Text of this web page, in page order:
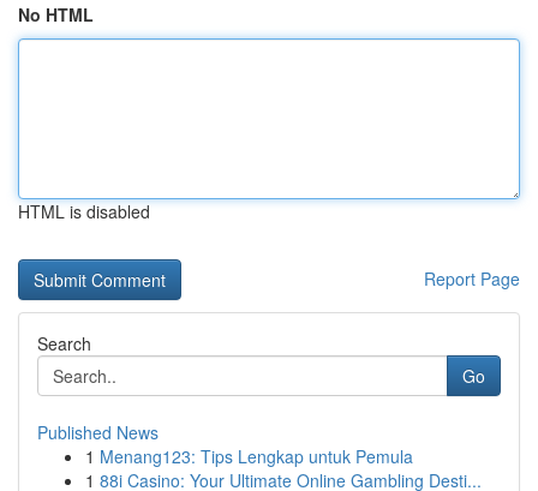
No HTML
HTML is disabled
Report Page
Search
Go
Published News
1 Menang123: Tips Lengkap untuk Pemula
1 88i Casino: Your Ultimate Online Gambling Desti...